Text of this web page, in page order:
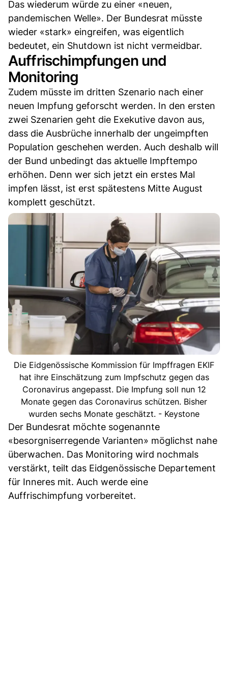
Das wiederum würde zu einer «neuen,
pandemischen Welle». Der Bundesrat müsste
wieder «stark» eingreifen, was eigentlich
bedeutet, ein Shutdown ist nicht vermeidbar.
Auffrischimpfungen und
Monitoring
Zudem müsste im dritten Szenario nach einer
neuen Impfung geforscht werden. In den ersten
zwei Szenarien geht die Exekutive davon aus,
dass die Ausbrüche innerhalb der ungeimpften
Population geschehen werden. Auch deshalb will
der Bund unbedingt das aktuelle Impftempo
erhöhen. Denn wer sich jetzt ein erstes Mal
impfen lässt, ist erst spätestens Mitte August
komplett geschützt.
Die Eidgenössische Kommission für Impffragen EKIF
hat ihre Einschätzung zum Impfschutz gegen das
Coronavirus angepasst. Die Impfung soll nun 12
Monate gegen das Coronavirus schützen. Bisher
wurden sechs Monate geschätzt. - Keystone
Der Bundesrat möchte sogenannte
«besorgniserregende Varianten» möglichst nahe
überwachen. Das Monitoring wird nochmals
verstärkt, teilt das Eidgenössische Departement
für Inneres mit. Auch werde eine
Auffrischimpfung vorbereitet.